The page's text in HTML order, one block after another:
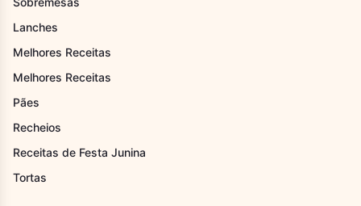
Lanches
Melhores Receitas
Melhores Receitas
Pães
Recheios
Receitas de Festa Junina
Tortas